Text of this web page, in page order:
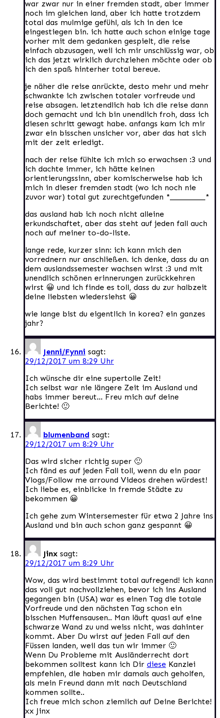
war zwar nur in einer fremden stadt, aber immer
noch im gleichen land, aber ich hatte trotzdem
total das mulmige gefühl, als ich in den ice
eingestiegen bin. ich hatte auch schon einige tage
vorher mit dem gedanken gespielt, die reise
einfach abzusagen, weil ich mir unschlüssig war, ob
ich das jetzt wirklich durchziehen möchte oder ob
ich den spaß hinterher total bereue.
je näher die reise anrückte, desto mehr und mehr
schwankte ich zwischen totaler vorfreude und
reise absagen. letztendlich hab ich die reise dann
doch gemacht und ich bin unendlich froh, dass ich
diesen schritt gewagt habe. anfangs kam ich mir
zwar ein bisschen unsicher vor, aber das hat sich
mit der zeit erledigt.
nach der reise fühlte ich mich so erwachsen :3 und
ich dachte immer, ich hätte keinen
orientierungssinn, aber komischerweise hab ich
mich in dieser fremden stadt (wo ich noch nie
zuvor war) total gut zurechtgefunden *_________*
das ausland hab ich noch nicht alleine
erkundschaftet, aber das steht auf jeden fall auch
noch auf meiner to-do-liste.
lange rede, kurzer sinn: ich kann mich den
vorrednern nur anschließen. ich denke, dass du an
dem auslandssemester wachsen wirst :3 und mit
unendlich schönen erinnerungen zurückkehren
wirst 😀 und ich finde es toll, dass du zur halbzeit
deine liebsten wiedersiehst 😀
wie lange bist du eigentlich in korea? ein ganzes
jahr?
Jenni/Fynni sagt:
29/12/2017 um 8:29 Uhr
Ich wünsche dir eine supertolle Zeit!
Ich selbst war nie längere Zeit im Ausland und
habs immer bereut… Freu mich auf deine
Berichte! 🙂
blumenband sagt:
29/12/2017 um 8:29 Uhr
Das wird sicher richtig super 🙂
Ich fänd es auf jeden Fall toll, wenn du ein paar
Vlogs/Follow me arround Videos drehen würdest!
Ich liebe es, einblicke in fremde Städte zu
bekommen 😀
Ich gehe zum Wintersemester für etwa 2 Jahre ins
Ausland und bin auch schon ganz gespannt 😀
Jinx sagt:
29/12/2017 um 8:29 Uhr
Wow, das wird bestimmt total aufregend! ich kann
das voll gut nachvollziehen, bevor ich ins Ausland
gegangen bin (USA) war es einen Tag die totale
Vorfreude und den nächsten Tag schon ein
bisschen Muffensausen.. Man läuft quasi auf eine
schwarze Wand zu und weiss nicht, was dahinter
kommt. Aber Du wirst auf jeden Fall auf den
Füssen landen, weil das tun wir immer 🙂
Wenn Du Probleme mit Ausländerrecht dort
bekommen solltest kann ich Dir diese Kanzlei
empfehlen, die haben mir damals auch geholfen,
als mein Freund dann mit nach Deutschland
kommen sollte..
Ich freue mich schon ziemlich auf Deine Berichte!
xx Jinx